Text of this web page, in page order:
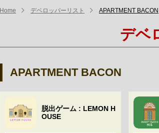
Home デベロッパーリスト APARTMENT BACON
デベ
APARTMENT BACON
脱出ゲーム : LEMON H
OUSE